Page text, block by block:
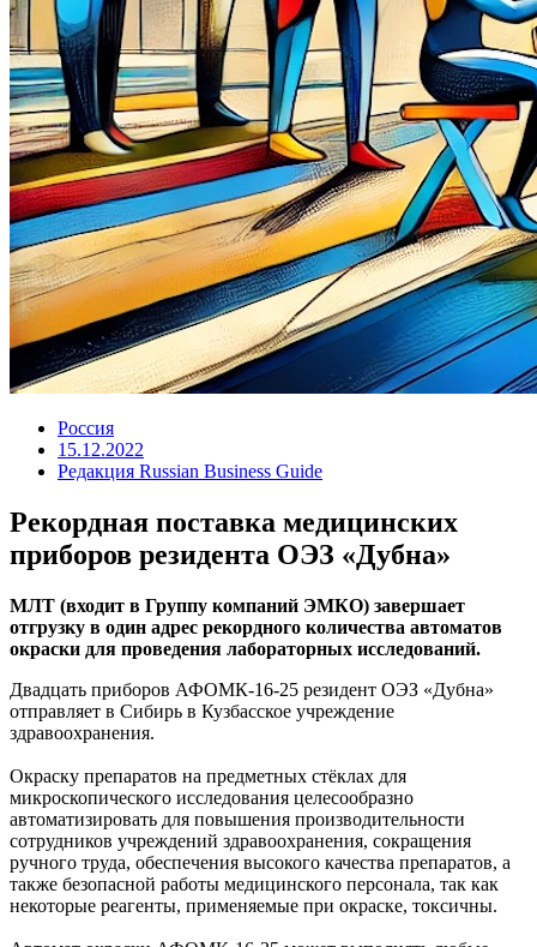
Россия
15.12.2022
Редакция Russian Business Guide
Рекордная поставка медицинских
приборов резидента ОЭЗ «Дубна»
МЛТ (входит в Группу компаний ЭМКО) завершает
отгрузку в один адрес рекордного количества автоматов
окраски для проведения лабораторных исследований.
Двадцать приборов АФОМК-16-25 резидент ОЭЗ «Дубна»
отправляет в Сибирь в Кузбасское учреждение
здравоохранения.
Окраску препаратов на предметных стёклах для
микроскопического исследования целесообразно
автоматизировать для повышения производительности
сотрудников учреждений здравоохранения, сокращения
ручного труда, обеспечения высокого качества препаратов, а
также безопасной работы медицинского персонала, так как
некоторые реагенты, применяемые при окраске, токсичны.